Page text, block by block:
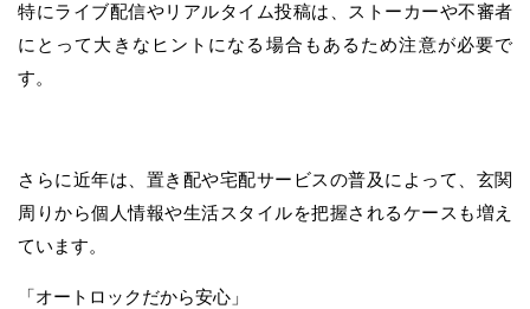
特にライブ配信やリアルタイム投稿は、ストーカーや不審者
にとって大きなヒントになる場合もあるため注意が必要で
す。
さらに近年は、置き配や宅配サービスの普及によって、玄関
周りから個人情報や生活スタイルを把握されるケースも増え
ています。
「オートロックだから安心」